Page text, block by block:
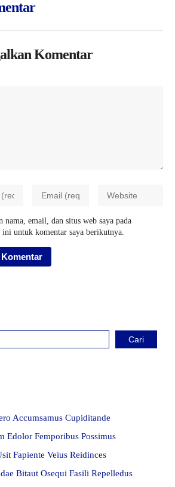
Komentar
nama, email, dan situs web saya pada
ini untuk komentar saya berikutnya.
Cari
Accumsamus Cupiditande
Edolor Femporibus Possimus
Fapiente Veius Reidinces
Bitaut Osequi Fasili Repelledus